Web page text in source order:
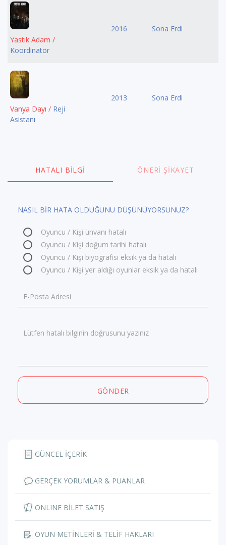
Yastık Adam /
Koordinatör
2016 Sona Erdi
Vanya Dayı / Reji
Asistanı
2013 Sona Erdi
HATALI BILGI ÖNERI ŞIKAYET
NASIL BİR HATA OLDUĞUNU DÜŞÜNÜYORSUNUZ?
Oyuncu / Kişi ünvanı hatalı
Oyuncu / Kişi doğum tarihi hatalı
Oyuncu / Kişi biyografisi eksik ya da hatalı
Oyuncu / Kişi yer aldığı oyunlar eksik ya da hatalı
E-Posta Adresi
Lütfen hatalı bilginin doğrusunu yazınız
GÖNDER
GÜNCEL İÇERİK
GERÇEK YORUMLAR & PUANLAR
ONLINE BİLET SATIŞ
OYUN METİNLERİ & TELİF HAKLARI